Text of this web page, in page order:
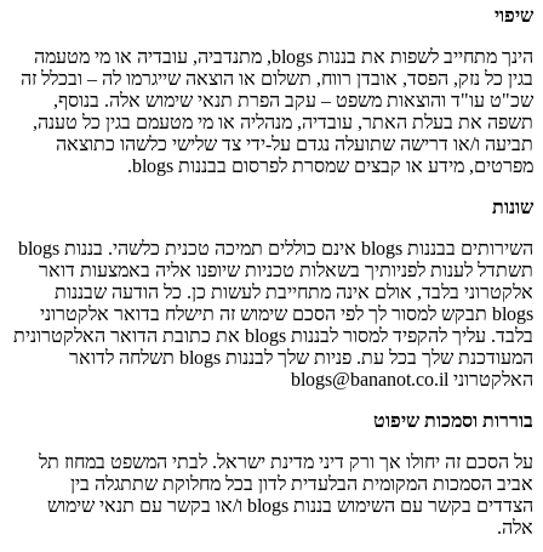
שיפוי
הינך מתחייב לשפות את בננות blogs, מתנדביה, עובדיה או מי מטעמה
בגין כל נזק, הפסד, אובדן רווח, תשלום או הוצאה שייגרמו לה – ובכלל זה
שכ"ט עו"ד והוצאות משפט – עקב הפרת תנאי שימוש אלה. בנוסף,
תשפה את בעלת האתר, עובדיה, מנהליה או מי מטעמם בגין כל טענה,
תביעה ו/או דרישה שתועלה נגדם על-ידי צד שלישי כלשהו כתוצאה
מפרטים, מידע או קבצים שמסרת לפרסום בבננות blogs.
שונות
השירותים בבננות blogs אינם כוללים תמיכה טכנית כלשהי. בננות blogs
תשתדל לענות לפניותיך בשאלות טכניות שיופנו אליה באמצעות דואר
אלקטרוני בלבד, אולם אינה מתחייבת לעשות כן. כל הודעה שבננות
blogs תבקש למסור לך לפי הסכם שימוש זה תישלח בדואר אלקטרוני
בלבד. עליך להקפיד למסור לבננות blogs את כתובת הדואר האלקטרונית
המעודכנת שלך בכל עת. פניות שלך לבננות blogs תשלחה לדואר
האלקטרוני blogs@bananot.co.il
בוררות וסמכות שיפוט
על הסכם זה יחולו אך ורק דיני מדינת ישראל. לבתי המשפט במחוז תל
אביב הסמכות המקומית הבלעדית לדון בכל מחלוקת שתתגלה בין
הצדדים בקשר עם השימוש בננות blogs ו/או בקשר עם תנאי שימוש
אלה.